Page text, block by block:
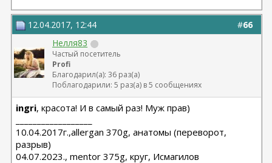
#66
12.04.2017, 12:44
Нелля83
Частый посетитель
Profi
Благодарил(а): 36 раз(а)
Поблагодарили: 5 раз(а) в 5 сообщениях
ingri, красота! И в самый раз! Муж прав)
10.04.2017г.,allergan 370g, анатомы (переворот,
разрыв)
04.07.2023., mentor 375g, круг, Исмагилов